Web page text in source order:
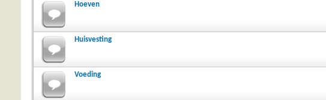
Hoeven
Huisvesting
Voeding